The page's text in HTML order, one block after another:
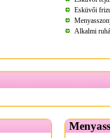
Esküvői
Alkalmi